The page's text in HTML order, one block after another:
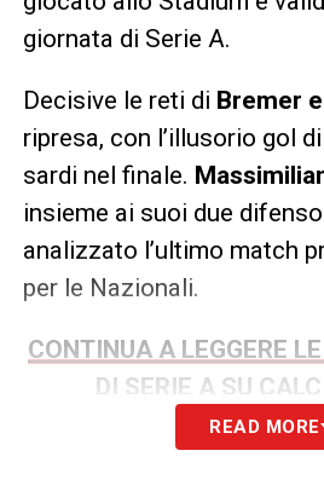
giornata di Serie A.
Decisive le reti di Bremer
ripresa, con l’illusorio gol di
sardi nel finale.
insieme ai suoi due
analizzato l’ultimo match
per le Nazionali.
CONTINUA A LEGGERE
DI SERIE A SU
READ MORE